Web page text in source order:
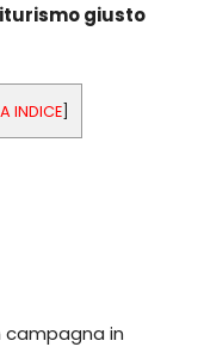
giusto
INDICE
campagna in